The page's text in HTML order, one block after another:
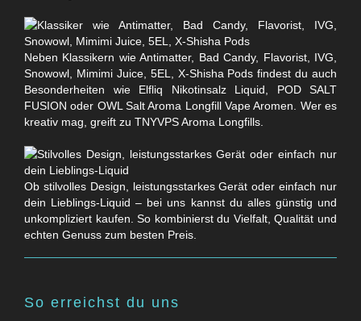
Neben Klassikern wie Antimatter, Bad Candy, Flavorist, IVG,
Snowowl, Mimimi Juice, 5EL, X-Shisha Pods findest du auch
Besonderheiten wie Elfliq Nikotinsalz Liquid, POD SALT
FUSION oder OWL Salt Aroma Longfill Vape Aromen. Wer es
kreativ mag, greift zu TNYVPS Aroma Longfills.
Ob stilvolles Design, leistungsstarkes Gerät oder einfach nur
dein Lieblings-Liquid – bei uns kannst du alles günstig und
unkompliziert kaufen. So kombinierst du Vielfalt, Qualität und
echten Genuss zum besten Preis.
So erreichst du uns